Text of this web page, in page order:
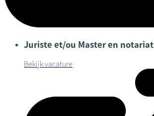
Juriste et/ou Master en notariat
Bekijk vacature